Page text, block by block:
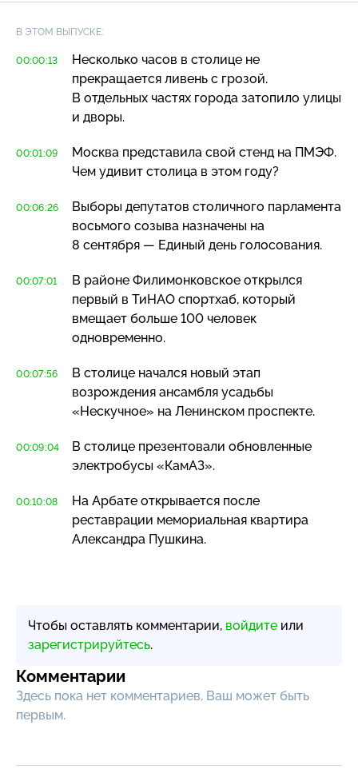
В ЭТОМ ВЫПУСКЕ:
00:00:13
Несколько часов в столице не
прекращается ливень с грозой.
В отдельных частях города затопило улицы
и дворы.
00:01:09
Москва представила свой стенд на ПМЭФ.
Чем удивит столица в этом году?
00:06:26
Выборы депутатов столичного парламента
восьмого созыва назначены на
8 сентября — Единый день голосования.
00:07:01
В районе Филимонковское открылся
первый в ТиНАО спортхаб, который
вмещает больше 100 человек
одновременно.
00:07:56
В столице начался новый этап
возрождения ансамбля усадьбы
«Нескучное» на Ленинском проспекте.
00:09:04
В столице презентовали обновленные
электробусы «КамАЗ».
00:10:08
На Арбате открывается после
реставрации мемориальная квартира
Александра Пушкина.
Чтобы оставлять комментарии, войдите или
зарегистрируйтесь.
Комментарии
Здесь пока нет комментариев, Ваш может быть
первым.